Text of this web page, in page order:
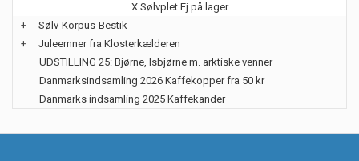
X Sølvplet Ej på lager
+
Sølv-Korpus-Bestik
+
Juleemner fra Klosterkælderen
UDSTILLING 25: Bjørne, Isbjørne m. arktiske venner
Danmarksindsamling 2026 Kaffekopper fra 50 kr
Danmarks indsamling 2025 Kaffekander